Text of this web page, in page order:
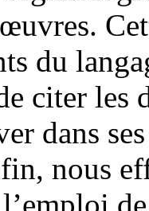
du
citer les
dans
nous